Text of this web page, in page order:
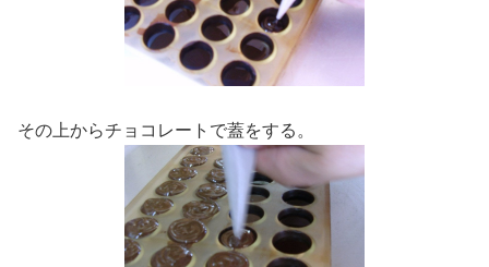
その上からチョコレートで蓋をする。